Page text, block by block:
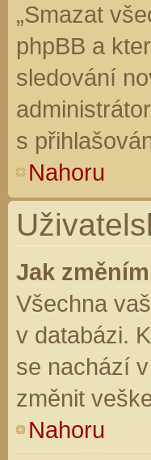
„Smazat
phpBB a
sledování
s
Nahoru
Jak
Všechna
v databázi.
se nachází
změnit
Nahoru